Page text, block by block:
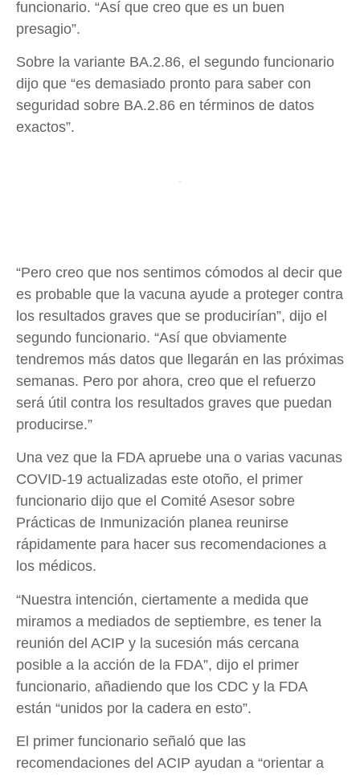
funcionario. “Así que creo que es un buen
presagio”.
Sobre la variante BA.2.86, el segundo funcionario
dijo que “es demasiado pronto para saber con
seguridad sobre BA.2.86 en términos de datos
exactos”.
“Pero creo que nos sentimos cómodos al decir que
es probable que la vacuna ayude a proteger contra
los resultados graves que se producirían”, dijo el
segundo funcionario. “Así que obviamente
tendremos más datos que llegarán en las próximas
semanas. Pero por ahora, creo que el refuerzo
será útil contra los resultados graves que puedan
producirse.”
Una vez que la FDA apruebe una o varias vacunas
COVID-19 actualizadas este otoño, el primer
funcionario dijo que el Comité Asesor sobre
Prácticas de Inmunización planea reunirse
rápidamente para hacer sus recomendaciones a
los médicos.
“Nuestra intención, ciertamente a medida que
miramos a mediados de septiembre, es tener la
reunión del ACIP y la sucesión más cercana
posible a la acción de la FDA”, dijo el primer
funcionario, añadiendo que los CDC y la FDA
están “unidos por la cadera en esto”.
El primer funcionario señaló que las
recomendaciones del ACIP ayudan a “orientar a